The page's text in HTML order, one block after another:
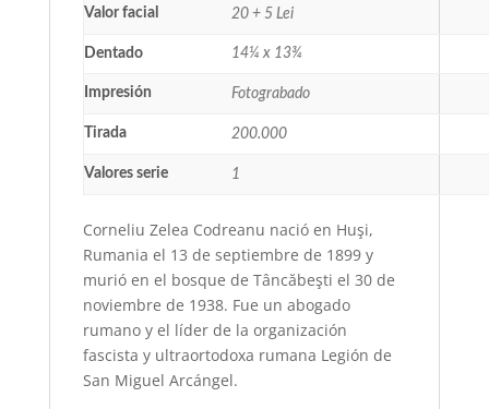
Valor facial 20 + 5 Lei
Dentado 14¼ x 13¾
Impresión Fotograbado
Tirada 200.000
Valores serie 1
Corneliu Zelea Codreanu nació en Huşi,
Rumania el 13 de septiembre de 1899 y
murió en el bosque de Tâncăbeşti el 30 de
noviembre de 1938. Fue un abogado
rumano y el líder de la organización
fascista y ultraortodoxa rumana Legión de
San Miguel Arcángel.